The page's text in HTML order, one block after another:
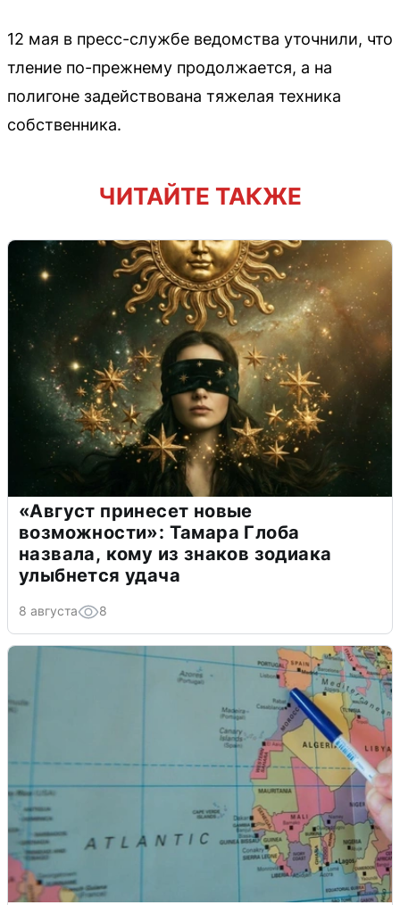
12 мая в пресс-службе ведомства уточнили, что
тление по-прежнему продолжается, а на
полигоне задействована тяжелая техника
собственника.
ЧИТАЙТЕ ТАКЖЕ
«Август принесет новые
возможности»: Тамара Глоба
назвала, кому из знаков зодиака
улыбнется удача
8 августа 8